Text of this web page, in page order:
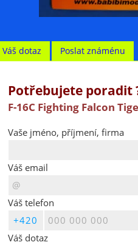
Váš dotaz Poslat známénu
Potřebujete poradit
F-16C Fighting Falcon
Vaše jméno, příjmení, firma
Váš email
Váš telefon
Váš dotaz